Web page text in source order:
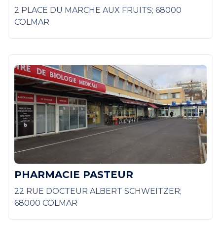
2 PLACE DU MARCHE AUX FRUITS; 68000
COLMAR
PHARMACIE PASTEUR
22 RUE DOCTEUR ALBERT SCHWEITZER;
68000 COLMAR